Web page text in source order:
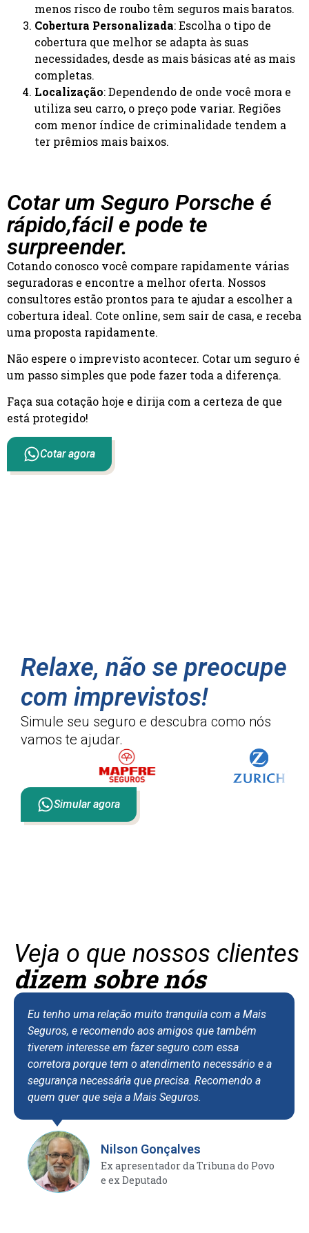
menos risco de roubo têm seguros mais baratos.
Cobertura Personalizada: Escolha o tipo de
cobertura que melhor se adapta às suas
necessidades, desde as mais básicas até as mais
completas.
Localização: Dependendo de onde você mora e
utiliza seu carro, o preço pode variar. Regiões
com menor índice de criminalidade tendem a
ter prêmios mais baixos.
Cotar um Seguro Porsche é
rápido,fácil e pode te
surpreender.
Cotando conosco você compare rapidamente várias
seguradoras e encontre a melhor oferta. Nossos
consultores estão prontos para te ajudar a escolher a
cobertura ideal. Cote online, sem sair de casa, e receba
uma proposta rapidamente.
Não espere o imprevisto acontecer. Cotar um seguro é
um passo simples que pode fazer toda a diferença.
Faça sua cotação hoje e dirija com a certeza de que
está protegido!
Cotar agora
Relaxe, não se preocupe
com imprevistos!
Simule seu seguro e descubra como nós
vamos te ajudar.
Simular agora
Veja o que nossos clientes
dizem sobre nós
Eu tenho uma relação muito tranquila com a Mais
Seguros, e recomendo aos amigos que também
tiverem interesse em fazer seguro com essa
corretora porque tem o atendimento necessário e a
segurança necessária que precisa. Recomendo a
quem quer que seja a Mais Seguros.
Nilson Gonçalves
Ex apresentador da Tribuna do Povo
e ex Deputado